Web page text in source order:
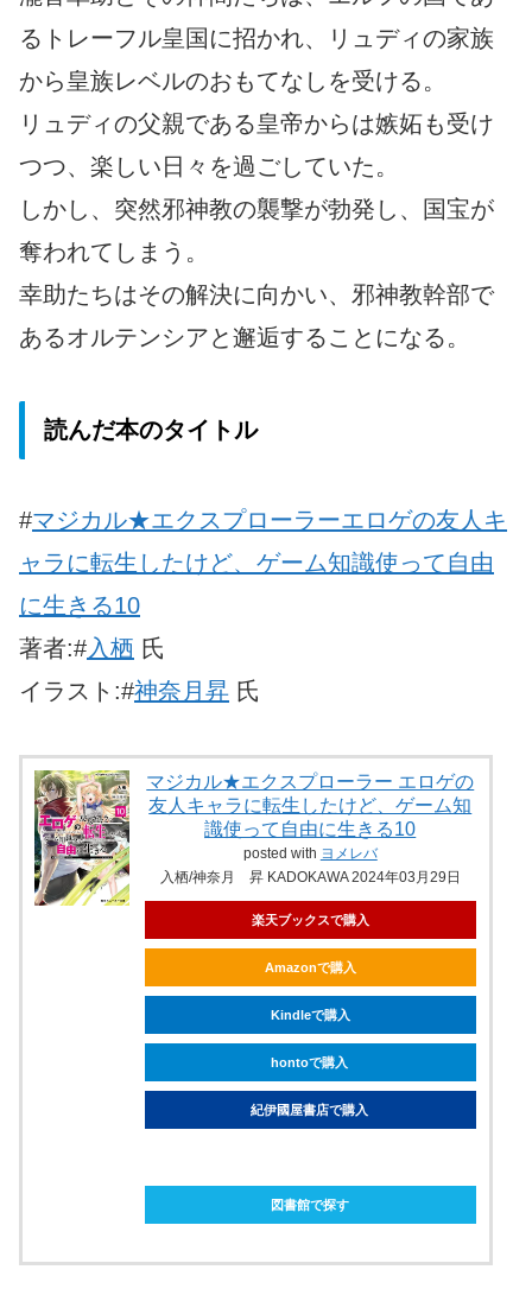
るトレーフル皇国に招かれ、リュディの家族
から皇族レベルのおもてなしを受ける。
リュディの父親である皇帝からは嫉妬も受け
つつ、楽しい日々を過ごしていた。
しかし、突然邪神教の襲撃が勃発し、国宝が
奪われてしまう。
幸助たちはその解決に向かい、邪神教幹部で
あるオルテンシアと邂逅することになる。
読んだ本のタイトル
#マジカル★エクスプローラーエロゲの友人キ
ャラに転生したけど、ゲーム知識使って自由
に生きる10
著者:#入栖 氏
イラスト:#神奈月昇 氏
マジカル★エクスプローラー エロゲの
友人キャラに転生したけど、ゲーム知
識使って自由に生きる10
posted with ヨメレバ
入栖/神奈月 昇 KADOKAWA 2024年03月29日
楽天ブックスで購入
Amazonで購入
Kindleで購入
hontoで購入
紀伊國屋書店で購入
図書館で探す